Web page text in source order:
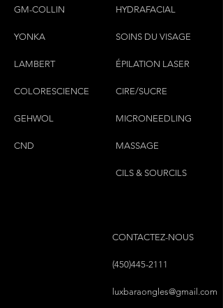
GM-COLLIN
YONKA
LAMBERT
COLORESCIENCE
GEHWOL
CND
HYDRAFACIAL
SOINS DU VISAGE
ÉPILATION LASER
CIRE/SUCRE
MICRONEEDLING
MASSAGE
CILS & SOURCILS
CONTACTEZ-NOUS
(450)445-2111
luxbaraongles@gmail.com